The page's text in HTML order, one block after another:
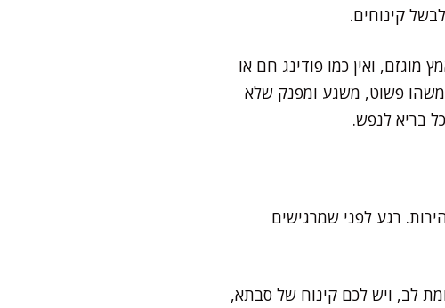
קינוחים.
ואין כמו פודינג חם או
משהו פשוט, משגע ומפנק שלא
בריא לנפש.
רגע לפני שמרגישים
לב, ויש לכם קינוח של סבתא,